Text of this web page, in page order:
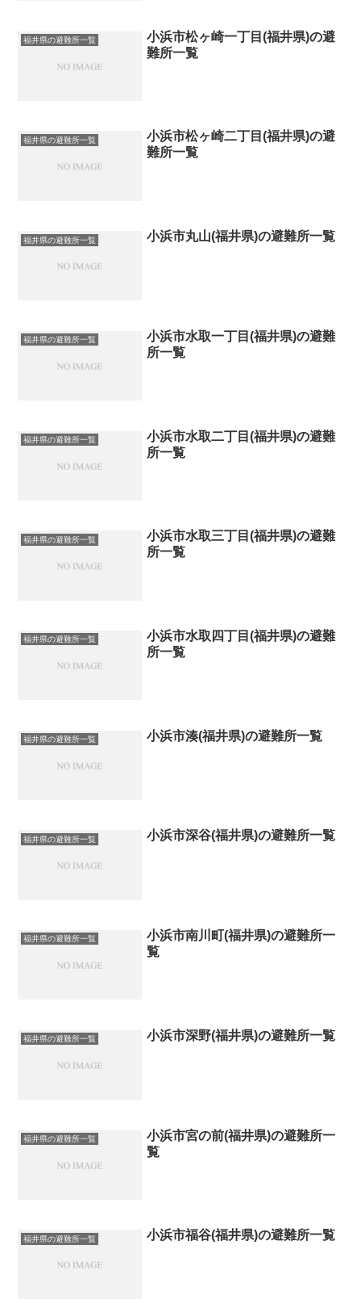
福井県の避難所一覧
小浜市松ヶ崎一丁目(福井県)の避
難所一覧
福井県の避難所一覧
小浜市松ヶ崎二丁目(福井県)の避
難所一覧
福井県の避難所一覧 小浜市丸山(福井県)の避難所一覧
福井県の避難所一覧
小浜市水取一丁目(福井県)の避難
所一覧
福井県の避難所一覧
小浜市水取二丁目(福井県)の避難
所一覧
福井県の避難所一覧
小浜市水取三丁目(福井県)の避難
所一覧
福井県の避難所一覧
小浜市水取四丁目(福井県)の避難
所一覧
福井県の避難所一覧 小浜市湊(福井県)の避難所一覧
福井県の避難所一覧 小浜市深谷(福井県)の避難所一覧
福井県の避難所一覧
小浜市南川町(福井県)の避難所一
覧
福井県の避難所一覧 小浜市深野(福井県)の避難所一覧
福井県の避難所一覧
小浜市宮の前(福井県)の避難所一
覧
福井県の避難所一覧 小浜市福谷(福井県)の避難所一覧